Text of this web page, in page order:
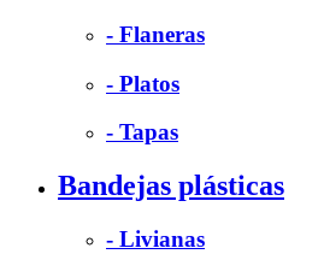
- Flaneras
- Platos
- Tapas
Bandejas plásticas
- Livianas